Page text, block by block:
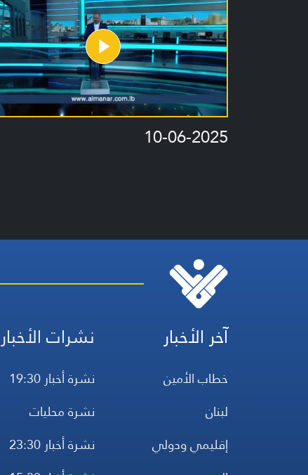
10-06-2025
آخر الأخبار
خطاب الأمين
لبنان
إقليمي ودولي
نشرات الأخبار
نشرة أخبار 19:30
نشرة محليات
نشرة أخبار 23:30